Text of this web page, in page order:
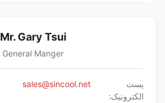
Mr. Gary Tsui
General Manger
پست
الکترونیک:
sales@sincool.net